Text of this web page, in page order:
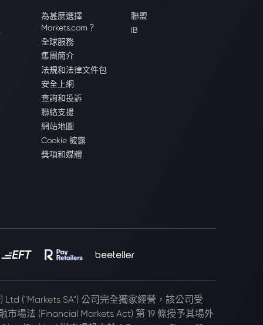
為甚麼選擇
Markets.com？
全球服務
集團簡介
法規和法律文件包
安全上網
查詢和投訴
聯絡支援
網站地圖
Cookie 披露
獎項和媒體
聯盟
IB
("Markets SA") 公司完全獨家經營，該公司受
市場法 (Financial Markets Act) 第 19 條授予其場外